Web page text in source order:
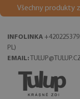
Všechny produkty
INFOLINKA
PL)
EMAIL: